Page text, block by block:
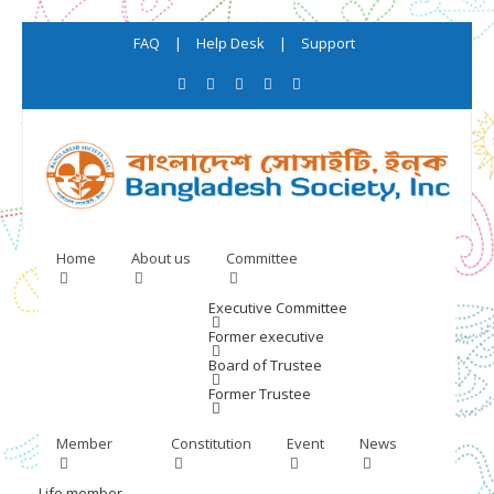
FAQ | Help Desk | Support
Home About us Committee
Executive Committee
Former executive
Board of Trustee
Former Trustee
Member Constitution Event News